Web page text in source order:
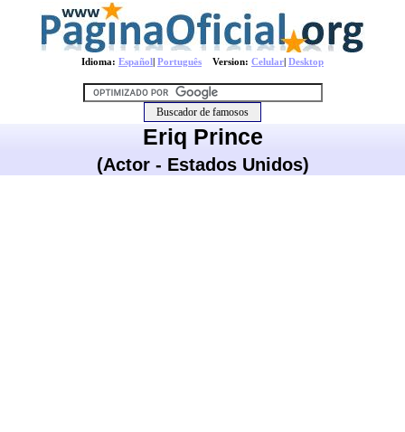
Idioma: Español| Português Version: Celular| Desktop
Eriq Prince
(Actor - Estados Unidos)